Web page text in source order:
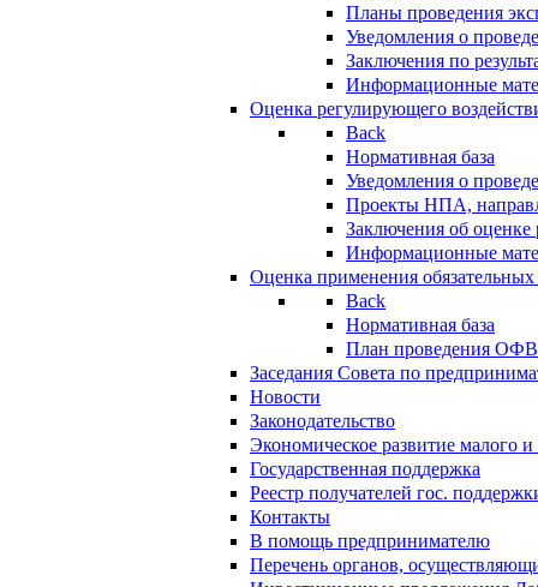
Планы проведения
Уведомления о
Заключения по
Информационные
Оценка регулирующего
Back
Нормативная база
Уведомления о
Проекты НПА,
Заключения об
Информационные
Оценка применения
Back
Нормативная база
План проведения
Заседания Совета по
Новости
Законодательство
Экономическое развитие малого и
Государственная поддержка
Реестр получателей гос.
Контакты
В помощь предпринимателю
Перечень органов,